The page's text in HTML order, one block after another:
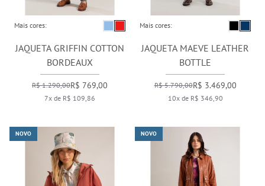
Mais cores:
JAQUETA GRIFFIN COTTON
BORDEAUX
R$ 1.290,00R$ 769,00
7x de R$ 109,86
Mais cores:
JAQUETA MAEVE LEATHER
BOTTLE
R$ 5.790,00R$ 3.469,00
10x de R$ 346,90
NOVO NOVO